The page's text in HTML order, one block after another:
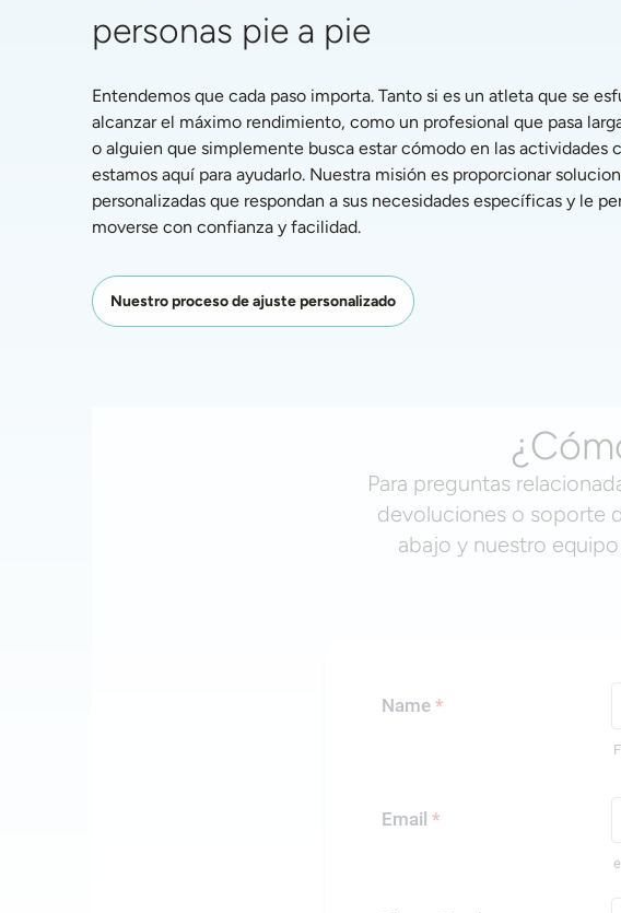
personas pie a pie
Entendemos que cada paso importa. Tanto si es un atleta que se
alcanzar el máximo rendimiento, como un profesional que pasa
o alguien que simplemente busca estar cómodo en las actividades
estamos aquí para ayudarlo. Nuestra misión es proporcionar
personalizadas que respondan a sus necesidades específicas y le
moverse con confianza y facilidad.
Nuestro proceso de ajuste personalizado
Para preguntas
devoluciones o soporte
abajo y nuestro